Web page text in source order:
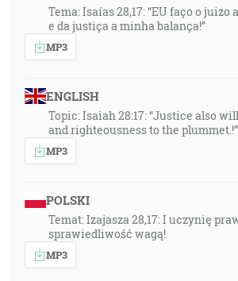
Tema: Isaías 28,17: “EU faço o
e da justiça a minha balança!”
MP3
ENGLISH
Topic: Isaiah 28:17: “Justice also
and righteousness to the plummet.!”
MP3
POLSKI
Temat: Izajasza 28,17: I uczynię
sprawiedliwość wagą!
MP3